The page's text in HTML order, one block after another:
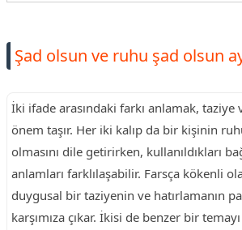
Şad olsun ve ruhu şad olsun
İki ifade arasındaki farkı anlamak,
önem taşır. Her iki kalıp da bir kişinin
olmasını dile getirirken, kullanıldıkları
anlamları farklılaşabilir. Farsça kökenli
duygusal bir taziyenin ve hatırlamanın
karşımıza çıkar. İkisi de benzer bir